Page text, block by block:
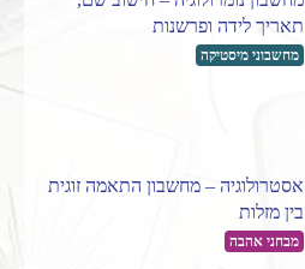
תאריך לידה ופרשנות
מחשבוני מיסטיקה
אסטרולוגיה – מחשבון התאמה זוגית
בין מזלות
מבחני אהבה